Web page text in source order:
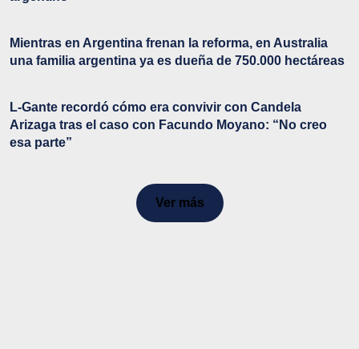
Mientras en Argentina frenan la reforma, en Australia
una familia argentina ya es dueña de 750.000 hectáreas
L-Gante recordó cómo era convivir con Candela
Arizaga tras el caso con Facundo Moyano: “No creo
esa parte”
Ver más